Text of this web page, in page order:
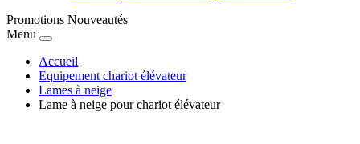
Promotions Nouveautés
Menu
Accueil
Equipement chariot élévateur
Lames à neige
Lame à neige pour chariot élévateur